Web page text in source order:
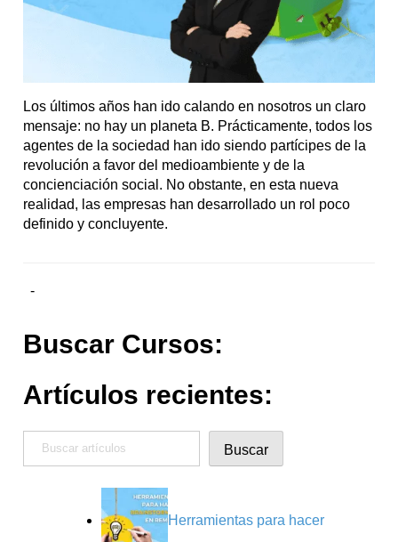
Los últimos años han ido calando en nosotros un claro
mensaje: no hay un planeta B. Prácticamente, todos los
agentes de la sociedad han ido siendo partícipes de la
revolución a favor del medioambiente y de la
concienciación social. No obstante, en esta nueva
realidad, las empresas han desarrollado un rol poco
definido y concluyente.
-
Buscar Cursos:
Artículos recientes:
Buscar
Herramientas para hacer